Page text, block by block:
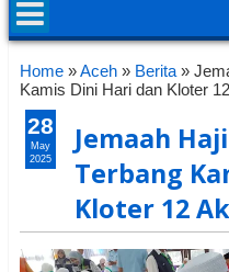
Home »Aceh » Berita »
Kamis Dini Hari dan Kloter
Jemaah
Terbang
Kloter 12
28
May
2025